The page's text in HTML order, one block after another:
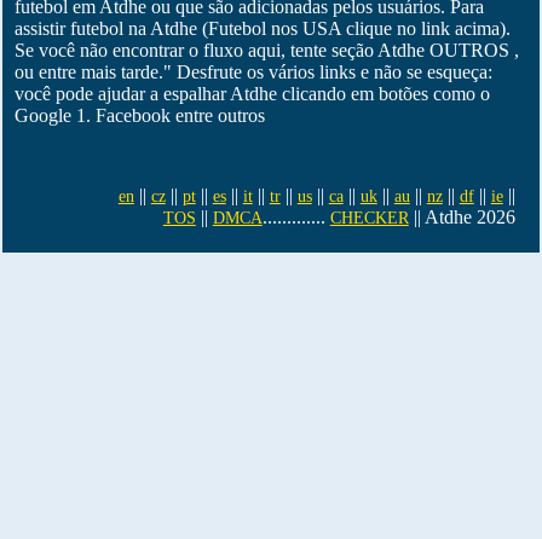
futebol em Atdhe ou que são adicionadas pelos usuários. Para
assistir futebol na Atdhe (Futebol nos USA clique no link acima).
Se você não encontrar o fluxo aqui, tente seção Atdhe OUTROS ,
ou entre mais tarde." Desfrute os vários links e não se esqueça:
você pode ajudar a espalhar Atdhe clicando em botões como o
Google 1. Facebook entre outros
en || cz|| pt|| es|| it|| tr|| us|| ca|| uk|| au || nz|| df|| ie||
TOS || DMCA............. CHECKER || Atdhe 2026